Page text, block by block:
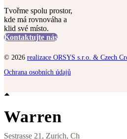
Tvořme spolu prostor,
kde má rovnováha a
klid své místo.
Kontaktujte nás
© 2026 realizace ORSYS s.r.o. & Czech
Ochrana osobních údajů
Warren
Sestrasse 21, Zurich, Ch